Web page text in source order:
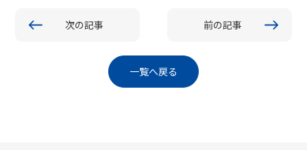
次の記事 前の記事
一覧へ戻る